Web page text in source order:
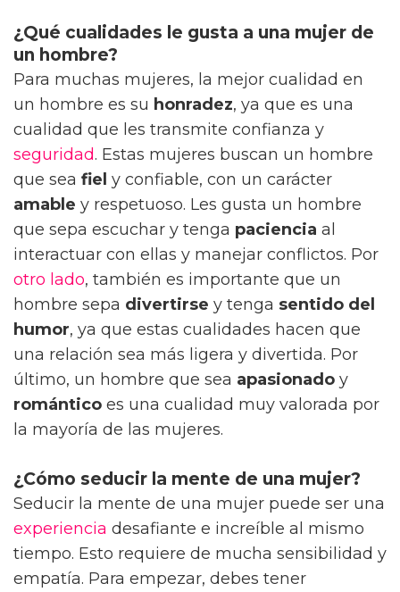
¿Qué cualidades le gusta a una mujer de
un hombre?
Para muchas mujeres, la mejor cualidad en
un hombre es su honradez, ya que es una
cualidad que les transmite confianza y
seguridad. Estas mujeres buscan un hombre
que sea fiel y confiable, con un carácter
amable y respetuoso. Les gusta un hombre
que sepa escuchar y tenga paciencia al
interactuar con ellas y manejar conflictos. Por
otro lado, también es importante que un
hombre sepa divertirse y tenga sentido del
humor, ya que estas cualidades hacen que
una relación sea más ligera y divertida. Por
último, un hombre que sea apasionado y
romántico es una cualidad muy valorada por
la mayoría de las mujeres.
¿Cómo seducir la mente de una mujer?
Seducir la mente de una mujer puede ser una
experiencia desafiante e increíble al mismo
tiempo. Esto requiere de mucha sensibilidad y
empatía. Para empezar, debes tener